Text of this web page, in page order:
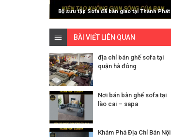
Bộ sưu tập Sofa đã bàn giao tại Thành Phát
BÀI VIẾT LIÊN QUAN
địa chỉ bán ghế sofa tại
quận hà đông
Nơi bán bàn ghế sofa tại
lào cai – sapa
Khám Phá Địa Chỉ Bán Nội